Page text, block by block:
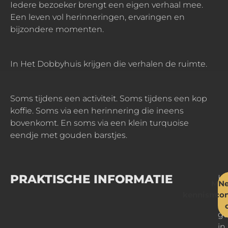
Iedere bezoeker brengt een eigen verhaal mee.
Een leven vol herinneringen, ervaringen en
bijzondere momenten.
In Het Dobbyhuis krijgen die verhalen de ruimte.
Soms tijdens een activiteit. Soms tijdens een kop
koffie. Soms via een herinnering die ineens
bovenkomt. En soms via een klein turquoise
eendje met gouden barstjes.
PRAKTISCHE INFORMATIE
Het